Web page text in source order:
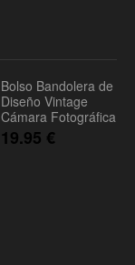
Bolso Bandolera de
Diseño Vintage
Cámara Fotográfica
19.95 €